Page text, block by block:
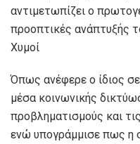
αντιμετωπίζει ο
προοπτικές ανάπτυξής
Χυμοί
Όπως ανέφερε ο ίδιος
μέσα κοινωνικής
προβληματισμούς και
ενώ υπογράμμισε πως η